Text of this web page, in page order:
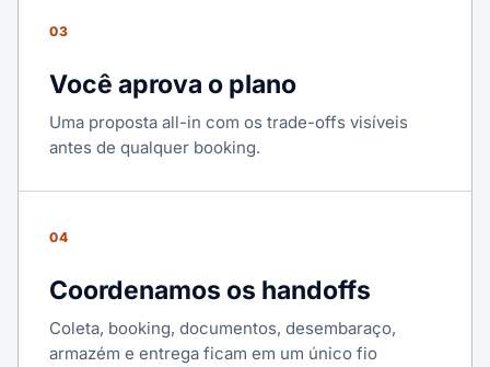
03
Você aprova o plano
Uma proposta all-in com os trade-offs visíveis
antes de qualquer booking.
04
Coordenamos os handoffs
Coleta, booking, documentos, desembaraço,
armazém e entrega ficam em um único fio